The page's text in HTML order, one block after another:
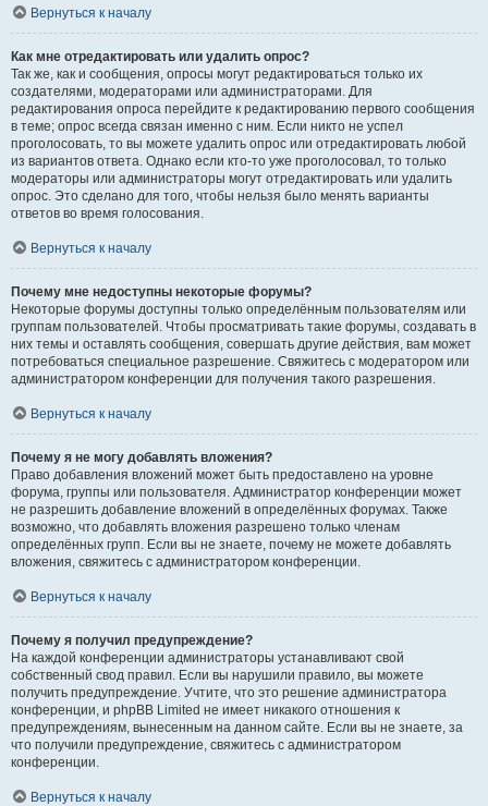
Вернуться к началу
Как мне отредактировать или удалить опрос?
Так же, как и сообщения, опросы могут редактироваться только их
создателями, модераторами или администраторами. Для
редактирования опроса перейдите к редактированию первого сообщения
в теме; опрос всегда связан именно с ним. Если никто не успел
проголосовать, то вы можете удалить опрос или отредактировать любой
из вариантов ответа. Однако если кто-то уже проголосовал, то только
модераторы или администраторы могут отредактировать или удалить
опрос. Это сделано для того, чтобы нельзя было менять варианты
ответов во время голосования.
Вернуться к началу
Почему мне недоступны некоторые форумы?
Некоторые форумы доступны только определённым пользователям или
группам пользователей. Чтобы просматривать такие форумы, создавать в
них темы и оставлять сообщения, совершать другие действия, вам может
потребоваться специальное разрешение. Свяжитесь с модератором или
администратором конференции для получения такого разрешения.
Вернуться к началу
Почему я не могу добавлять вложения?
Право добавления вложений может быть предоставлено на уровне
форума, группы или пользователя. Администратор конференции может
не разрешить добавление вложений в определённых форумах. Также
возможно, что добавлять вложения разрешено только членам
определённых групп. Если вы не знаете, почему не можете добавлять
вложения, свяжитесь с администратором конференции.
Вернуться к началу
Почему я получил предупреждение?
На каждой конференции администраторы устанавливают свой
собственный свод правил. Если вы нарушили правило, вы можете
получить предупреждение. Учтите, что это решение администратора
конференции, и phpBB Limited не имеет никакого отношения к
предупреждениям, вынесенным на данном сайте. Если вы не знаете, за
что получили предупреждение, свяжитесь с администратором
конференции.
Вернуться к началу